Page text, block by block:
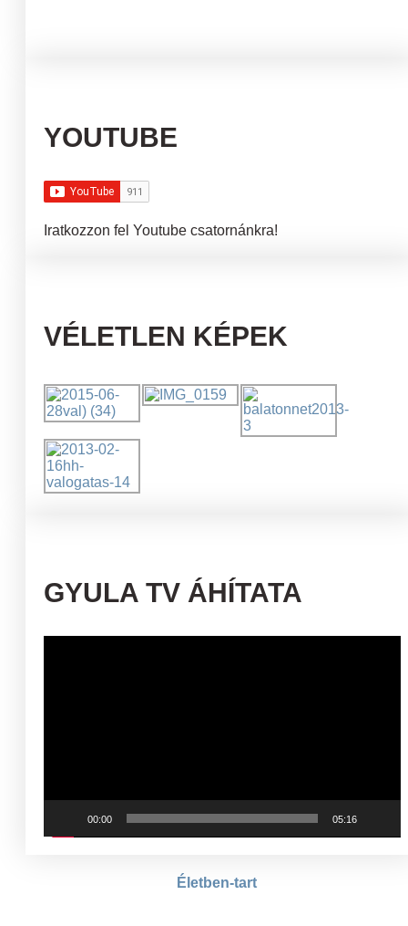
YOUTUBE
Iratkozzon fel Youtube csatornánkra!
VÉLETLEN KÉPEK
GYULA TV ÁHÍTATA
00:00 05:16
Életben-tart